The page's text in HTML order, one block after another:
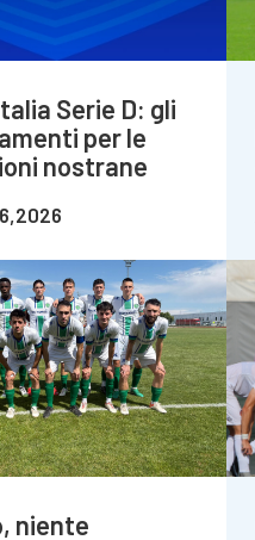
Serie D: gli
per le
nostrane
niente